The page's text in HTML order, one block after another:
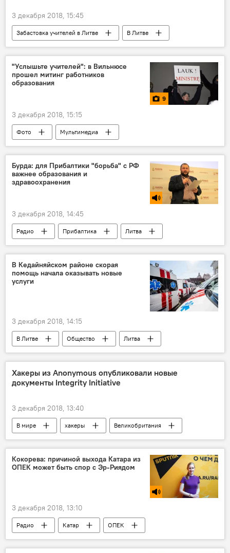
3 декабря 2018, 15:45
Забастовка учителей в Литве
В Литве
Юргита Петраускене
забастовка
Литва
учителя
"Услышьте учителей": в Вильнюсе
прошел митинг работников
образования
9
3 декабря 2018, 15:15
Фото
Мультимедиа
Забастовка учителей в Литве
Литва
Вильнюс
Сейм Литвы
министерство образования
Бурда: для Прибалтики "борьба" с РФ
важнее образования и
здравоохранения
3 декабря 2018, 14:45
Радио Прибалтика Литва
В Кедайняйском районе скорая
помощь начала оказывать новые
услуги
3 декабря 2018, 14:15
В Литве Общество Литва
Хакеры из Anonymous опубликовали новые
документы Integrity Initiative
3 декабря 2018, 13:40
В мире хакеры
Великобритания
Россия
дезинформация
Кокорева: причиной выхода Катара из
ОПЕК может быть спор с Эр-Риядом
3 декабря 2018, 13:10
Радио Катар ОПЕК